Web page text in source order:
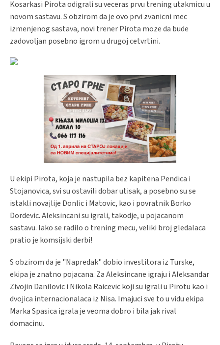
Kosarkasi Pirota odigrali su veceras prvu trening utakmicu u
novom sastavu. S obzirom da je ovo prvi zvanicni mec
izmenjenog sastava, novi trener Pirota moze da bude
zadovoljan posebno igrom u drugoj cetvrtini.
U ekipi Pirota, koja je nastupila bez kapitena Pendica i
Stojanovica, svi su ostavili dobar utisak, a posebno su se
istakli novajlije Donlic i Matovic, kao i povratnik Borko
Dordevic. Aleksincani su igrali, takodje, u pojacanom
sastavu. Iako se radilo o trening mecu, veliki broj gledalaca
pratio je komsijski derbi!
S obzirom da je "Napredak" dobio investitora iz Turske,
ekipa je znatno pojacana. Za Aleksincane igraju i Aleksandar
Zivojin Danilovic i Nikola Raicevic koji su igrali u Pirotu kao i
dvojica internacionalaca iz Nisa. Imajuci sve to u vidu ekipa
Marka Spasica igrala je veoma dobro i bila jak rival
domacinu.